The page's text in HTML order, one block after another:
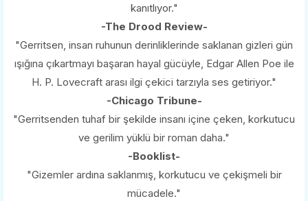
kanıtlıyor."
-The Drood Review-
"Gerritsen, insan ruhunun derinliklerinde saklanan gizleri gün
ışığına çıkartmayı başaran hayal gücüyle, Edgar Allen Poe ile
H. P. Lovecraft arası ilgi çekici tarzıyla ses getiriyor."
-Chicago Tribune-
"Gerritsenden tuhaf bir şekilde insanı içine çeken, korkutucu
ve gerilim yüklü bir roman daha."
-Booklist-
"Gizemler ardına saklanmış, korkutucu ve çekişmeli bir
mücadele."